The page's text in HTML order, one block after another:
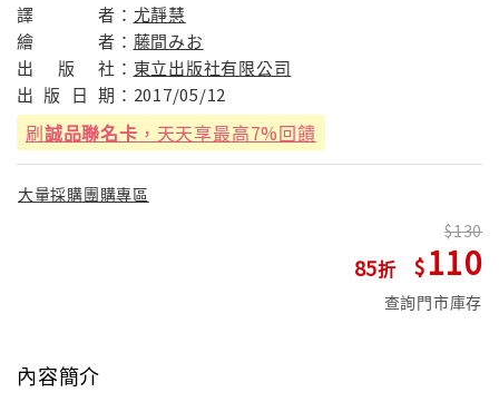
譯
者： 尤靜慧
繪
者： 藤間みお
出
版 社： 東立出版社有限公司
出 版 日 期： 2017/05/12
刷誠品聯名卡 ，天天享最高7%回饋
大量採購團購專區
85
130
110
查詢門市庫存
內容簡介